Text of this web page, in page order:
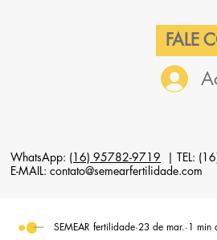
FALE
WhatsApp: (16) 95782-9719 | TEL:
E-MAIL: contato@semearfertilidade.com
SEMEAR fertilidade 23 de mar. 1 min